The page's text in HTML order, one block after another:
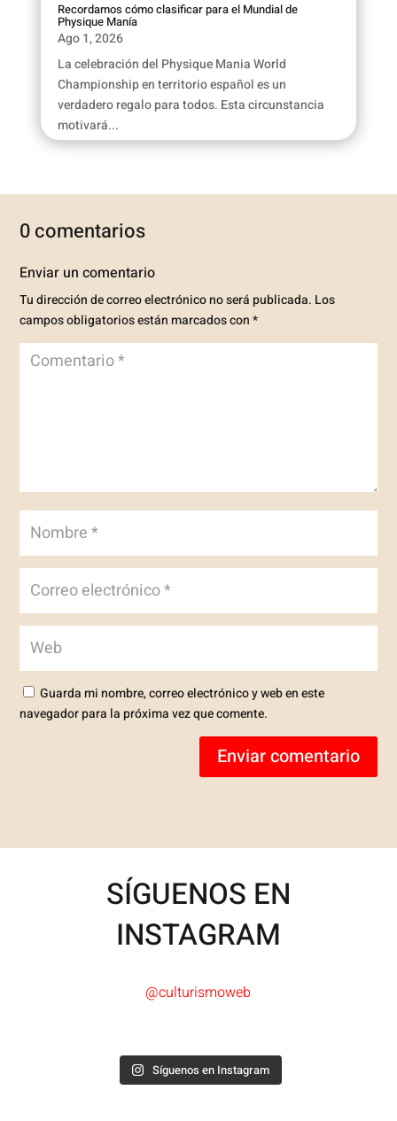
Recordamos cómo clasificar para el Mundial de
Physique Manía
Ago 1, 2026
La celebración del Physique Mania World
Championship en territorio español es un
verdadero regalo para todos. Esta circunstancia
motivará...
0 comentarios
Enviar un comentario
Tu dirección de correo electrónico no será publicada. Los
campos obligatorios están marcados con*
Guarda mi nombre, correo electrónico y web en este
navegador para la próxima vez que comente.
Enviar comentario
SÍGUENOS EN
INSTAGRAM
@culturismoweb
Síguenos en Instagram